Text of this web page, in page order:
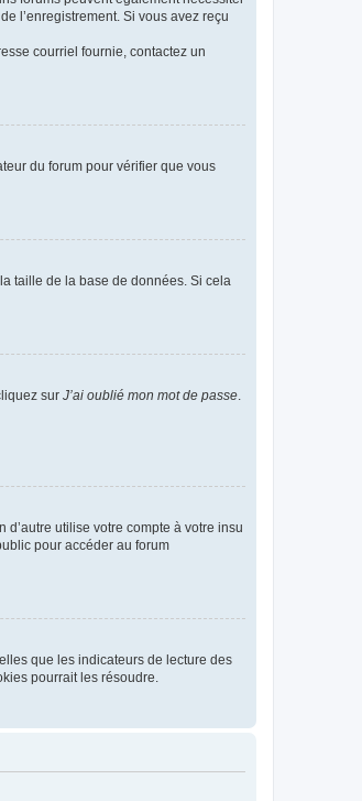
l’enregistrement. Si vous avez reçu
courriel fournie, contactez un
du forum pour vérifier que vous
taille de la base de données. Si cela
sur J’ai oublié mon mot de passe
utilise votre compte à votre insu
pour accéder au forum
que les indicateurs de lecture des
pourrait les résoudre.